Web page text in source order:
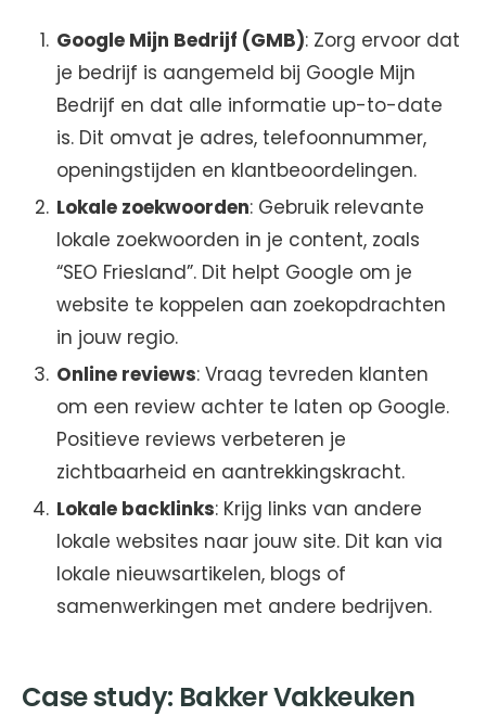
Google Mijn Bedrijf (GMB): Zorg ervoor dat
je bedrijf is aangemeld bij Google Mijn
Bedrijf en dat alle informatie up-to-date
is. Dit omvat je adres, telefoonnummer,
openingstijden en klantbeoordelingen.
Lokale zoekwoorden: Gebruik relevante
lokale zoekwoorden in je content, zoals
“SEO Friesland”. Dit helpt Google om je
website te koppelen aan zoekopdrachten
in jouw regio.
Online reviews: Vraag tevreden klanten
om een review achter te laten op Google.
Positieve reviews verbeteren je
zichtbaarheid en aantrekkingskracht.
Lokale backlinks: Krijg links van andere
lokale websites naar jouw site. Dit kan via
lokale nieuwsartikelen, blogs of
samenwerkingen met andere bedrijven.
Case study: Bakker Vakkeuken